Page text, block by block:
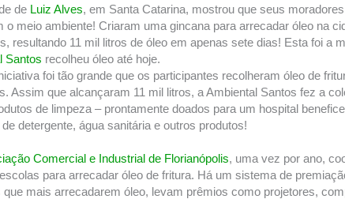
de Luiz Alves, em Santa Catarina, mostrou que seus
o meio ambiente! Criaram uma gincana para arrecadar óleo na
resultando 11 mil litros de óleo em apenas sete dias! Esta foi a
Santos recolheu óleo até hoje.
foi tão grande que os participantes recolheram óleo de
Assim que alcançaram 11 mil litros, a Ambiental Santos fez a
de limpeza – prontamente doados para um hospital
detergente, água sanitária e outros produtos!
Comercial e Industrial de Florianópolis, uma vez por ano,
para arrecadar óleo de fritura. Há um sistema de
mais arrecadarem óleo, levam prêmios como projetores,